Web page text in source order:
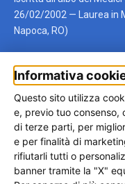
26/02/2002 — Laurea in
Napoca, RO)
Autotrapianto
Trova rapidamente la
pagina generale
Umbria Lazio
Campania
Informativa
Questo sito utilizza
e, previo tuo consenso,
di terze parti, per
e per finalità di
rifiutarli tutti o
banner tramite la "X"